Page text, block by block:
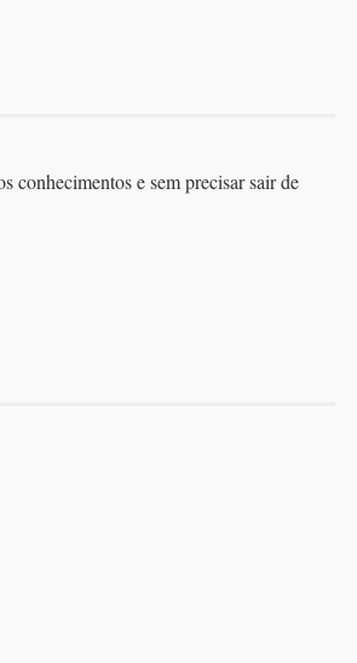
conhecimentos e sem precisar sair de